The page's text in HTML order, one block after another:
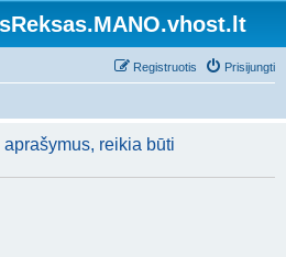
Prisijungti
Registruotis
reikia būti